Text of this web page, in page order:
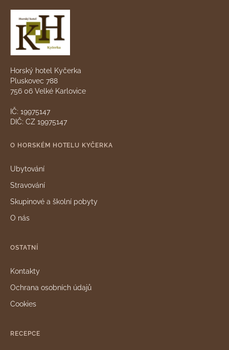
Horský hotel Kyčerka
Pluskovec 788
756 06 Velké Karlovice
IČ: 19975147
DIČ: CZ 19975147
O HORSKÉM HOTELU KYČERKA
Ubytování
Stravování
Skupinové a školní pobyty
O nás
OSTATNÍ
Kontakty
Ochrana osobních údajů
Cookies
RECEPCE